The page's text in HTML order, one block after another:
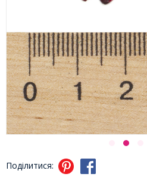
Поділитися: